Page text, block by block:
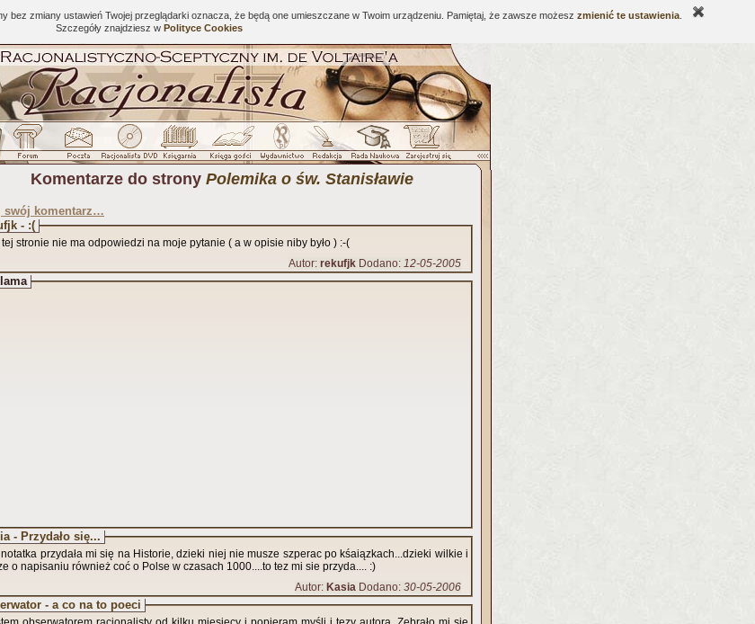
zmiany ustawień Twojej przeglądarki oznacza, że będą one umieszczane w Twoim urządzeniu. Pamiętaj, że zawsze możesz zmienić te ustawienia
Szczegóły znajdziesz w Polityce Cookies
Komentarze do strony Polemika o św. Stanisławie
swój komentarz…
- :(
stronie nie ma odpowiedzi na moje pytanie ( a w opisie niby było ) :-(
Autor: rekufjk Dodano: 12-05-2005
- Przydało się...
notatka przydała mi się na Historie, dzieki niej nie musze szperac po kśaiązkach...dzieki wilkie i
o napisaniu również coć o Polse w czasach 1000....to tez mi sie przyda.... :)
Autor: Kasia Dodano: 30-05-2006
- a co na to poeci